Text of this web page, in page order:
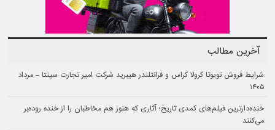
آخرین مطالب
شرایط فروش تویوتا کرولا کراس و فرانتلندر هیبرید شرکت امیر تجارت سپنتا – مرداد
۱۴۰۵
خنده‌دارترین فیلم‌های کمدی تاریخ؛ آثاری که هنوز هم مخاطبان را از خنده روده‌بر
می‌کنند